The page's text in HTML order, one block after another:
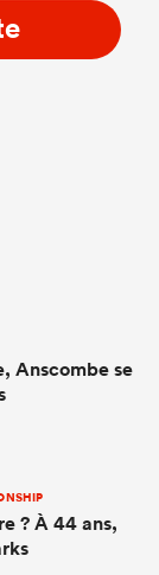
Anscombe se
? À 44 ans,